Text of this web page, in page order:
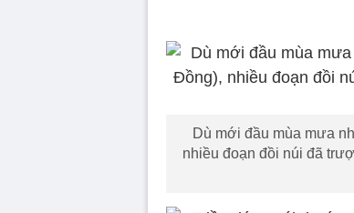
Dù mới đầu mùa mưa
nhiều đoạn đồi núi đã